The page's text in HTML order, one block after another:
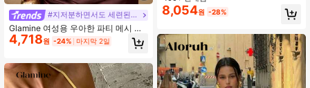
#지저분하면서도 세련된 스타일
Glamine 여성용 우아한 파티 메시 지
브라 프린트 민소매 캐미솔 탑
4,718원 -24% 마지막 2일
이 외출용 탑
8,054원 -28%